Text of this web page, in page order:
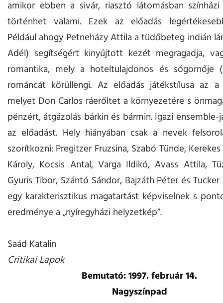
amikor ebben a sivár, riasztó látomásban
történhet valami. Ezek az előadás
Például ahogy Petneházy Attila a tüdőbeteg indián
Adél) segítségért kinyújtott kezét megragadja,
romantika, mely a hoteltulajdonos és sógornője
románcát körüllengi. Az előadás játékstílusa az
melyet Don Carlos ráerőltet a környezetére s
pénzért, átgázolás bárkin és bármin. Igazi
az előadást. Hely hiányában csak a nevek
szorítkozni: Pregitzer Fruzsina, Szabó Tünde,
Károly, Kocsis Antal, Varga Ildikó, Avass Attila,
Gyuris Tibor, Szántó Sándor, Bajzáth Péter és
egy karakterisztikus magatartást képviselnek s
eredménye a „nyíregyházi helyzetkép”.
Saád Katalin
Critikai Lapok
Bemutató: 1997. február 14.
Nagyszínpad